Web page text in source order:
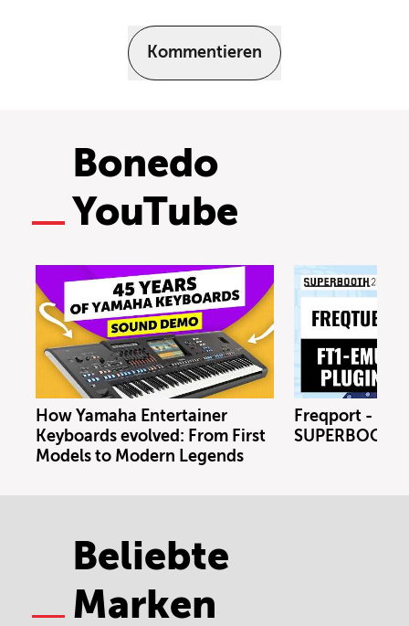
Kommentieren
Bonedo
YouTube
How Yamaha Entertainer
Keyboards evolved: From First
Models to Modern Legends
Freqport -
Beliebte
Marken